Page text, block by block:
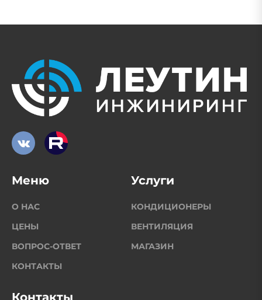
Меню
О НАС
ЦЕНЫ
ВОПРОС-ОТВЕТ
КОНТАКТЫ
Услуги
КОНДИЦИОНЕРЫ
ВЕНТИЛЯЦИЯ
МАГАЗИН